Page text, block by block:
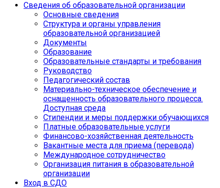
Сведения об образовательной организации
Основные сведения
Структура и органы управления
образовательной организацией
Документы
Образование
Образовательные стандарты и требования
Руководство
Педагогический состав
Материально-техническое обеспечение и
оснащенность образовательного процесса.
Доступная среда
Cтипендии и меры поддержки обучающихся
Платные образовательные услуги
Финансово-хозяйственная деятельность
Вакантные места для приема (перевода)
Международное сотрудничество
Организация питания в образовательной
организации
Вход в СДО